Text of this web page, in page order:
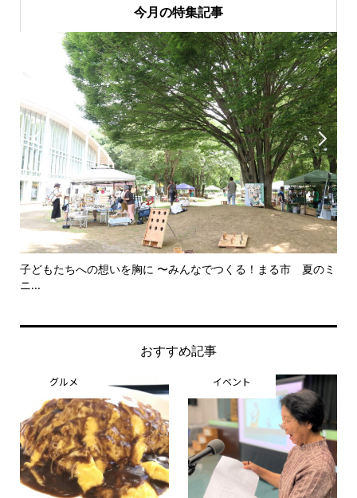
今月の特集記事

子どもたちへの想いを胸に 〜みんなでつくる！まる市 夏のミ
ニ...

おすすめ記事
グルメ イベント